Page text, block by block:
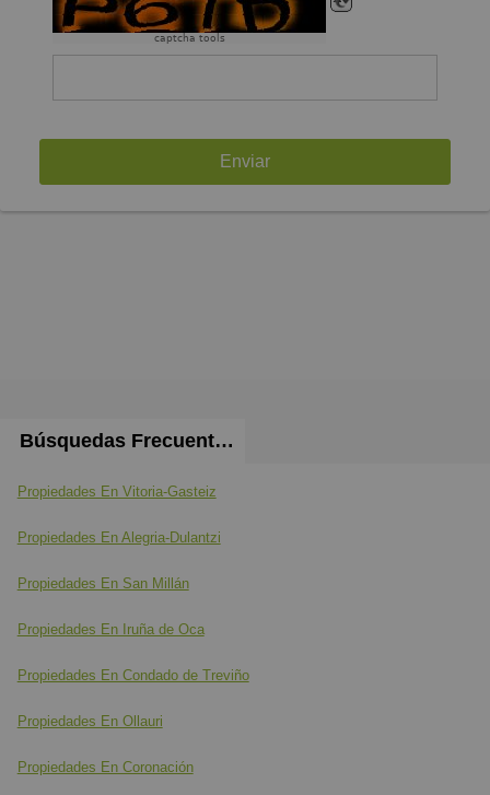
captcha tools
Enviar
Búsquedas Frecuentes
Propiedades En Vitoria-Gasteiz
Propiedades En Alegria-Dulantzi
Propiedades En San Millán
Propiedades En Iruña de Oca
Propiedades En Condado de Treviño
Propiedades En Ollauri
Propiedades En Coronación